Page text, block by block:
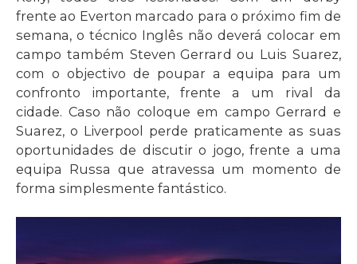
frente ao Everton marcado para o próximo fim de
semana, o técnico Inglês não deverá colocar em
campo também Steven Gerrard ou Luis Suarez,
com o objectivo de poupar a equipa para um
confronto importante, frente a um rival da
cidade. Caso não coloque em campo Gerrard e
Suarez, o Liverpool perde praticamente as suas
oportunidades de discutir o jogo, frente a uma
equipa Russa que atravessa um momento de
forma simplesmente fantástico.